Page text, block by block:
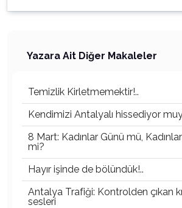
Yazara Ait Diğer Makaleler
Temizlik Kirletmemektir!..
Kendimizi Antalyalı hissediyor
8 Mart: Kadınlar Günü mü,
mi?
Hayır işinde de bölündük!..
Antalya Trafiği: Kontrolden çıkan
sesleri